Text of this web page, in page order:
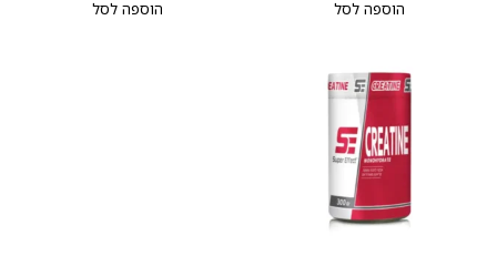
המקוריהנוכחיהוספה לסל המקוריהנוכחיהוספה לסל